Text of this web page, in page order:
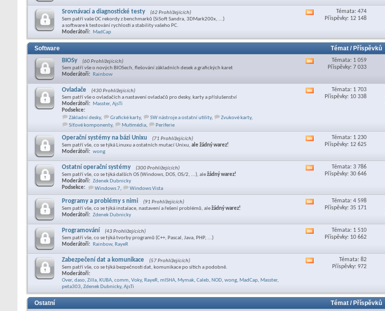
této
Srovnávací a diagnostické testy
(62 Prohlížejících)
Sem patří vaše OC rekordy z benchmarků (SiSoft Sandra, 3DMark200x, ...)
a software k testování rychlosti a stability vašeho PC.
Moderátoři: MadCap
sekce
Témata: 474
Příspěvky: 12 148
Software Témat / Příspěvků
BIOSy
(60 Prohlížejících)
Sem patří vše o nových BIOSech, flešování základních desek a grafických karet
Moderátoři: Rainbow
Zobrazit
této
Témata: 1 059
Příspěvky: 7 033
Ovladače
(430 Prohlížejících)
Sem patří vše o ovladačích a nastavení ovladačů pro desky, karty a příslušenství
Moderátoři: Masster, AjsTi
Podsekce:
Základní desky, Grafické karty, SW nástroje a ostatní utility, Zvukové karty,
Síťové komponenty, Mutimédia, Periferie
ZobrazitTémata: 1 703
Příspěvky: 10 338
Operační systémy na bázi Unixu
(71 Prohlížejících)
Sem patří vše, co se týká Linuxu a ostatních mutací Unixu, ale žádný warez!
Moderátoři: wong
Zobrazit
této
Témata: 1 230
Příspěvky: 12 625
Ostatní operační systémy
(300 Prohlížejících)
Sem patří vše, co se týká dalších OS (Windows, DOS, OS/2, ...), aležádný warez!
Moderátoři: Zdenek Dubnicky
Podsekce:
Windows 7, Windows Vista
ZobrazitTémata: 3 786
Příspěvky: 30 646
Programy a problémy s nimi
(91 Prohlížejících)
Sem patří vše, co se týká instalace, nastavení a řešení problémů, aležádný warez!
Moderátoři: Zdenek Dubnicky
Zobrazit
této
Témata: 4 598
Příspěvky: 35 171
Programování
(43 Prohlížejících)
Sem patří vše, co se týká tvorby programů (C++, Pascal, Java, PHP, ...)
Moderátoři: Rainbow, RayeR
Zobrazit
této
Témata: 1 510
Příspěvky: 10 662
Zabezpečení dat a komunikace
(57 Prohlížejících)
Sem patří vše, co se týká bezpečnosti dat, komunikace po sítích a podobně.
Moderátoři:
Over, daso, Zilla, KUBA, comm, Voky, RayeR, mISHA, Mymak, Caleb, NOD, wong, MadCap, Masster,
peta303, Zdenek Dubnicky, AjsTi
sekce
Témata: 82
Příspěvky: 972
Ostatní Témat / Příspěvků